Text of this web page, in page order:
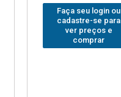
Faça seu login ou
cadastre-se para
ver preços e
comprar